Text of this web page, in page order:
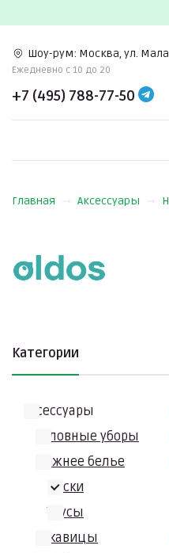
Шоу-рум: Москва, ул.
Ежедневно c 10 до 20
+7 (495) 788-77-50
Главная Аксессуары
Категории
Аксессуары
Головные уборы
Нижнее белье
Носки
Трусы
Рукавицы